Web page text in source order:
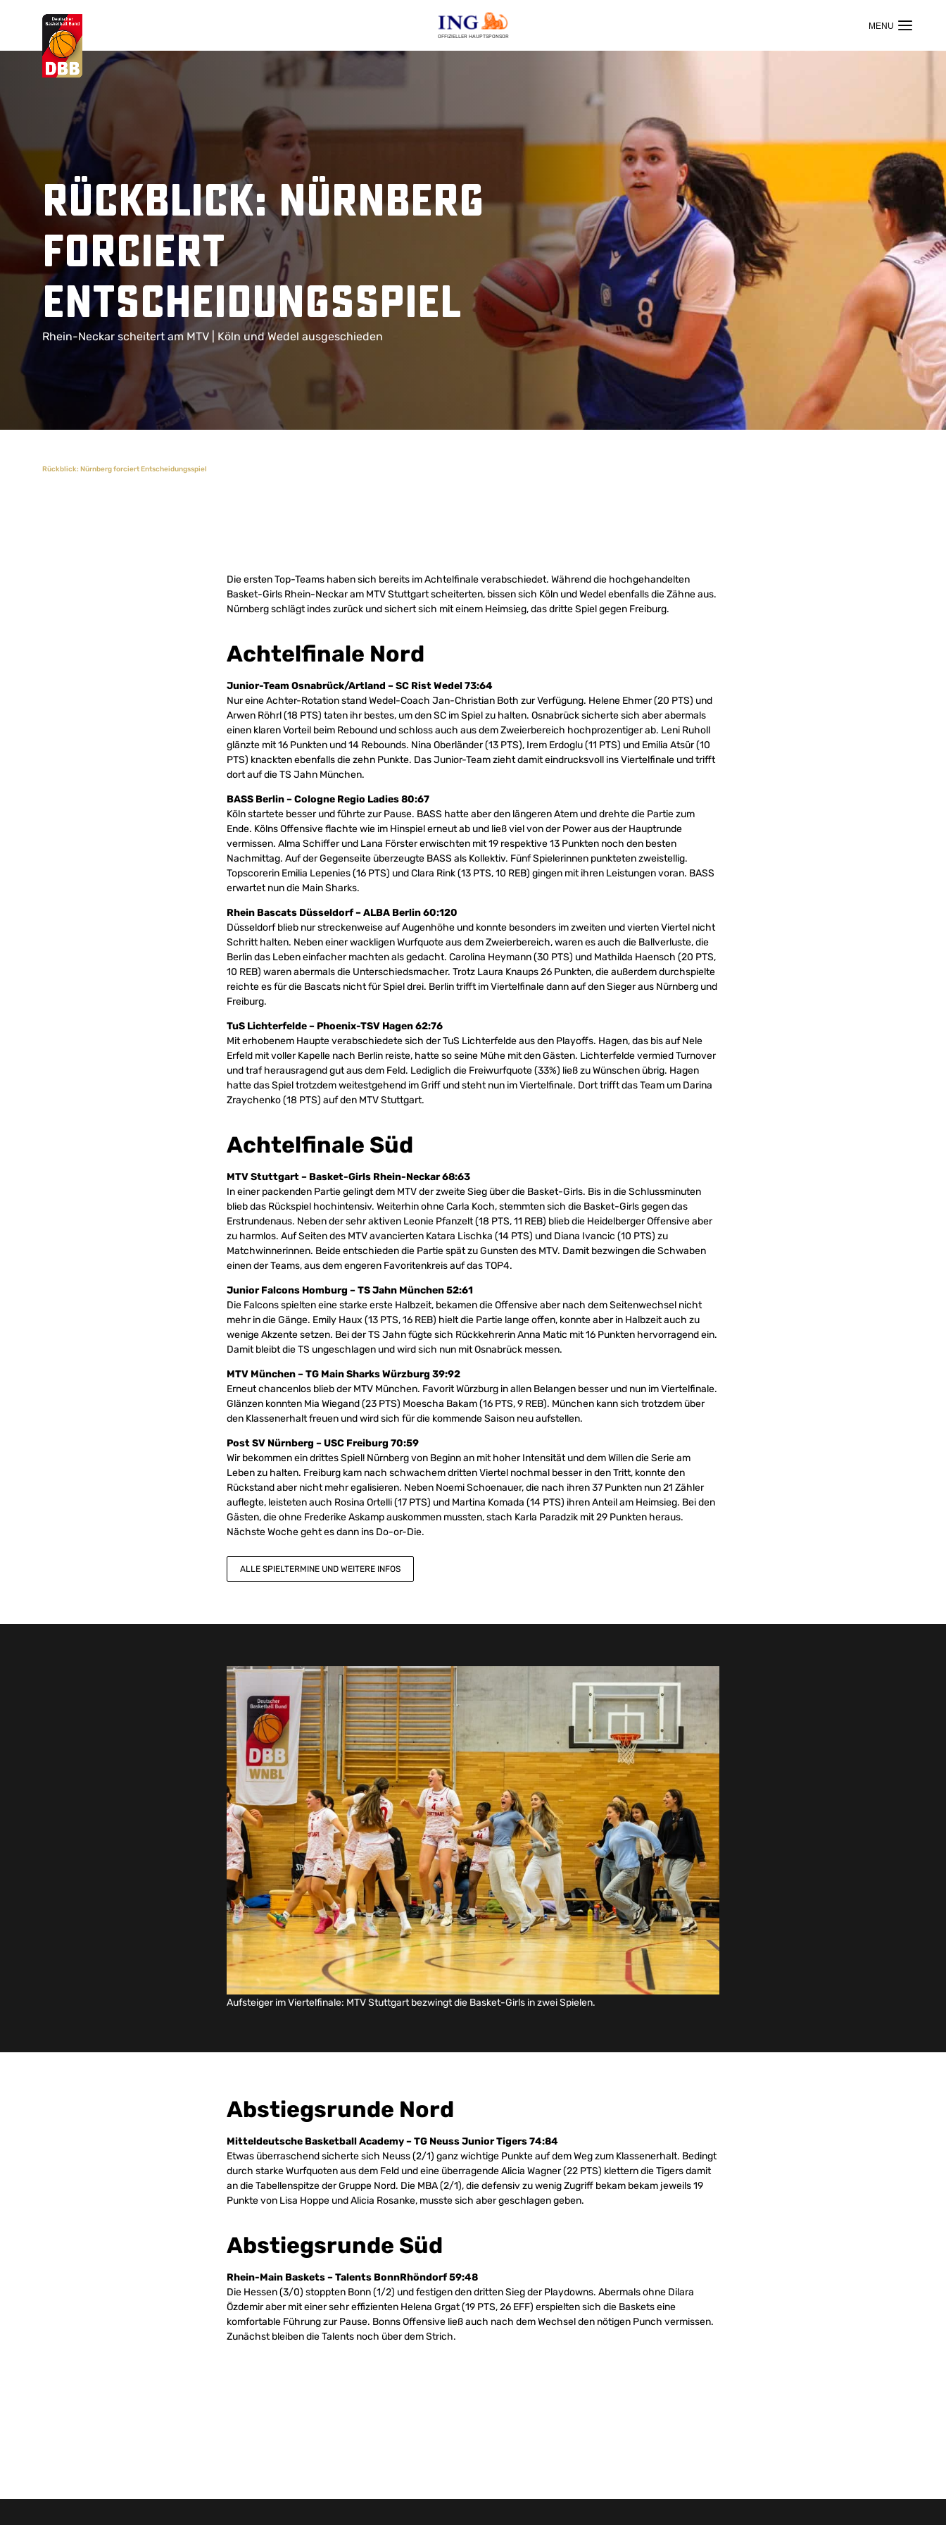
OFFIZIELLER HAUPTSPONSOR
Suchvorschläge
Amet Valputo
Rückblick: Nürnberg
forciert
Entscheidungsspiel
Rhein-Neckar scheitert am MTV | Köln und Wedel ausgeschieden
Rückblick: Nürnberg forciert Entscheidungsspiel
Die ersten Top-Teams haben sich bereits im Achtelfinale verabschiedet. Während die hochgehandelten
Basket-Girls Rhein-Neckar am MTV Stuttgart scheiterten, bissen sich Köln und Wedel ebenfalls die Zähne aus.
Nürnberg schlägt indes zurück und sichert sich mit einem Heimsieg, das dritte Spiel gegen Freiburg.
Achtelfinale Nord
Junior-Team Osnabrück/Artland – SC Rist Wedel 73:64
Nur eine Achter-Rotation stand Wedel-Coach Jan-Christian Both zur Verfügung. Helene Ehmer (20 PTS) und
Arwen Röhrl (18 PTS) taten ihr bestes, um den SC im Spiel zu halten. Osnabrück sicherte sich aber abermals
einen klaren Vorteil beim Rebound und schloss auch aus dem Zweierbereich hochprozentiger ab. Leni Ruholl
glänzte mit 16 Punkten und 14 Rebounds. Nina Oberländer (13 PTS), Irem Erdoglu (11 PTS) und Emilia Atsür (10
PTS) knackten ebenfalls die zehn Punkte. Das Junior-Team zieht damit eindrucksvoll ins Viertelfinale und trifft
dort auf die TS Jahn München.
BASS Berlin – Cologne Regio Ladies 80:67
Köln startete besser und führte zur Pause. BASS hatte aber den längeren Atem und drehte die Partie zum
Ende. Kölns Offensive flachte wie im Hinspiel erneut ab und ließ viel von der Power aus der Hauptrunde
vermissen. Alma Schiffer und Lana Förster erwischten mit 19 respektive 13 Punkten noch den besten
Nachmittag. Auf der Gegenseite überzeugte BASS als Kollektiv. Fünf Spielerinnen punkteten zweistellig.
Topscorerin Emilia Lepenies (16 PTS) und Clara Rink (13 PTS, 10 REB) gingen mit ihren Leistungen voran. BASS
erwartet nun die Main Sharks.
Rhein Bascats Düsseldorf – ALBA Berlin 60:120
Düsseldorf blieb nur streckenweise auf Augenhöhe und konnte besonders im zweiten und vierten Viertel nicht
Schritt halten. Neben einer wackligen Wurfquote aus dem Zweierbereich, waren es auch die Ballverluste, die
Berlin das Leben einfacher machten als gedacht. Carolina Heymann (30 PTS) und Mathilda Haensch (20 PTS,
10 REB) waren abermals die Unterschiedsmacher. Trotz Laura Knaups 26 Punkten, die außerdem durchspielte
reichte es für die Bascats nicht für Spiel drei. Berlin trifft im Viertelfinale dann auf den Sieger aus Nürnberg und
Freiburg.
TuS Lichterfelde – Phoenix-TSV Hagen 62:76
Mit erhobenem Haupte verabschiedete sich der TuS Lichterfelde aus den Playoffs. Hagen, das bis auf Nele
Erfeld mit voller Kapelle nach Berlin reiste, hatte so seine Mühe mit den Gästen. Lichterfelde vermied Turnover
und traf herausragend gut aus dem Feld. Lediglich die Freiwurfquote (33%) ließ zu Wünschen übrig. Hagen
hatte das Spiel trotzdem weitestgehend im Griff und steht nun im Viertelfinale. Dort trifft das Team um Darina
Zraychenko (18 PTS) auf den MTV Stuttgart.
Achtelfinale Süd
MTV Stuttgart – Basket-Girls Rhein-Neckar 68:63
In einer packenden Partie gelingt dem MTV der zweite Sieg über die Basket-Girls. Bis in die Schlussminuten
blieb das Rückspiel hochintensiv. Weiterhin ohne Carla Koch, stemmten sich die Basket-Girls gegen das
Erstrundenaus. Neben der sehr aktiven Leonie Pfanzelt (18 PTS, 11 REB) blieb die Heidelberger Offensive aber
zu harmlos. Auf Seiten des MTV avancierten Katara Lischka (14 PTS) und Diana Ivancic (10 PTS) zu
Matchwinnerinnen. Beide entschieden die Partie spät zu Gunsten des MTV. Damit bezwingen die Schwaben
einen der Teams, aus dem engeren Favoritenkreis auf das TOP4.
Junior Falcons Homburg – TS Jahn München 52:61
Die Falcons spielten eine starke erste Halbzeit, bekamen die Offensive aber nach dem Seitenwechsel nicht
mehr in die Gänge. Emily Haux (13 PTS, 16 REB) hielt die Partie lange offen, konnte aber in Halbzeit auch zu
wenige Akzente setzen. Bei der TS Jahn fügte sich Rückkehrerin Anna Matic mit 16 Punkten hervorragend ein.
Damit bleibt die TS ungeschlagen und wird sich nun mit Osnabrück messen.
MTV München – TG Main Sharks Würzburg 39:92
Erneut chancenlos blieb der MTV München. Favorit Würzburg in allen Belangen besser und nun im Viertelfinale.
Glänzen konnten Mia Wiegand (23 PTS) Moescha Bakam (16 PTS, 9 REB). München kann sich trotzdem über
den Klassenerhalt freuen und wird sich für die kommende Saison neu aufstellen.
Post SV Nürnberg – USC Freiburg 70:59
Wir bekommen ein drittes Spiel! Nürnberg von Beginn an mit hoher Intensität und dem Willen die Serie am
Leben zu halten. Freiburg kam nach schwachem dritten Viertel nochmal besser in den Tritt, konnte den
Rückstand aber nicht mehr egalisieren. Neben Noemi Schoenauer, die nach ihren 37 Punkten nun 21 Zähler
auflegte, leisteten auch Rosina Ortelli (17 PTS) und Martina Komada (14 PTS) ihren Anteil am Heimsieg. Bei den
Gästen, die ohne Frederike Askamp auskommen mussten, stach Karla Paradzik mit 29 Punkten heraus.
Nächste Woche geht es dann ins Do-or-Die.
ALLE SPIELTERMINE UND WEITERE INFOS
Aufsteiger im Viertelfinale: MTV Stuttgart bezwingt die Basket-Girls in zwei Spielen.
Abstiegsrunde Nord
Mitteldeutsche Basketball Academy – TG Neuss Junior Tigers 74:84
Etwas überraschend sicherte sich Neuss (2/1) ganz wichtige Punkte auf dem Weg zum Klassenerhalt. Bedingt
durch starke Wurfquoten aus dem Feld und eine überragende Alicia Wagner (22 PTS) klettern die Tigers damit
an die Tabellenspitze der Gruppe Nord. Die MBA (2/1), die defensiv zu wenig Zugriff bekam bekam jeweils 19
Punkte von Lisa Hoppe und Alicia Rosanke, musste sich aber geschlagen geben.
Abstiegsrunde Süd
Rhein-Main Baskets – Talents BonnRhöndorf 59:48
Die Hessen (3/0) stoppten Bonn (1/2) und festigen den dritten Sieg der Playdowns. Abermals ohne Dilara
Özdemir aber mit einer sehr effizienten Helena Grgat (19 PTS, 26 EFF) erspielten sich die Baskets eine
komfortable Führung zur Pause. Bonns Offensive ließ auch nach dem Wechsel den nötigen Punch vermissen.
Zunächst bleiben die Talents noch über dem Strich.